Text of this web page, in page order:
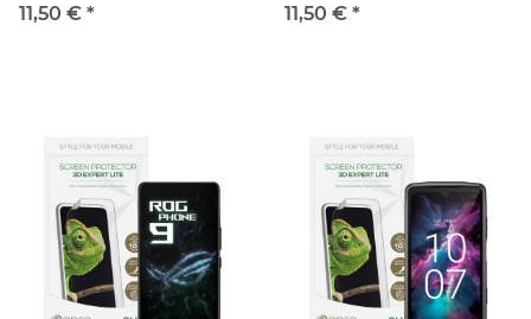
11,50 € *
11,50 € *